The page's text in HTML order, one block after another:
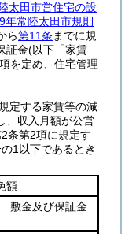
太田市営住宅の設
年常陸太田市規則
ら第11条 までに規
証金(以下「家賃
を定め、住宅管理
定する家賃等の減
、収入月額が公営
条第2項に規定す
1以下であるとき
額
敷金及び保証金